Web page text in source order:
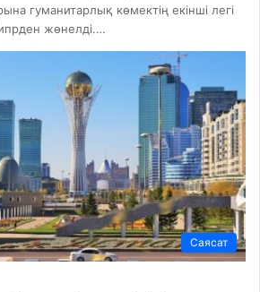
гуманитарлық көмектің екінші легі
жөнелді.…
Саясат